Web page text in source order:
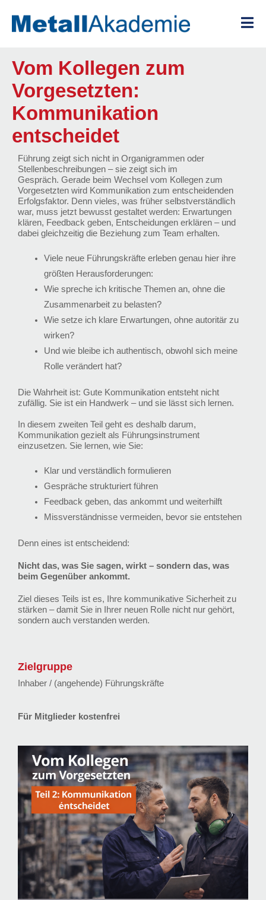
Inhalt
springen
Vom Kollegen zum
Vorgesetzten:
Kommunikation
entscheidet
Führung zeigt sich nicht in Organigrammen oder
Stellenbeschreibungen – sie zeigt sich im
Gespräch. Gerade beim Wechsel vom Kollegen zum
Vorgesetzten wird Kommunikation zum entscheidenden
Erfolgsfaktor. Denn vieles, was früher selbstverständlich
war, muss jetzt bewusst gestaltet werden: Erwartungen
klären, Feedback geben, Entscheidungen erklären – und
dabei gleichzeitig die Beziehung zum Team erhalten.
Viele neue Führungskräfte erleben genau hier ihre
größten Herausforderungen:
Wie spreche ich kritische Themen an, ohne die
Zusammenarbeit zu belasten?
Wie setze ich klare Erwartungen, ohne autoritär zu
wirken?
Und wie bleibe ich authentisch, obwohl sich meine
Rolle verändert hat?
Die Wahrheit ist: Gute Kommunikation entsteht nicht
zufällig. Sie ist ein Handwerk – und sie lässt sich lernen.
In diesem zweiten Teil geht es deshalb darum,
Kommunikation gezielt als Führungsinstrument
einzusetzen. Sie lernen, wie Sie:
Klar und verständlich formulieren
Gespräche strukturiert führen
Feedback geben, das ankommt und weiterhilft
Missverständnisse vermeiden, bevor sie entstehen
Denn eines ist entscheidend:
Nicht das, was Sie sagen, wirkt – sondern das, was
beim Gegenüber ankommt.
Ziel dieses Teils ist es, Ihre kommunikative Sicherheit zu
stärken – damit Sie in Ihrer neuen Rolle nicht nur gehört,
sondern auch verstanden werden.
Zielgruppe
Inhaber / (angehende) Führungskräfte
Für Mitglieder kostenfrei